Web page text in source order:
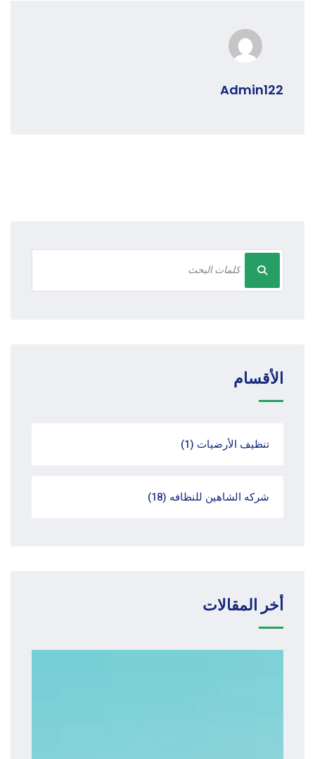
Admin122
الأقسام
تنظيف الأرضيات (1)
شركه الشاهين للنظافه (18)
أخر المقالات